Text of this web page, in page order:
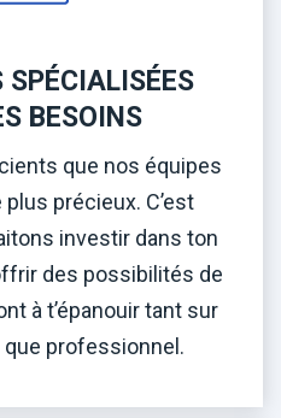
SPÉCIALISÉES
BESOINS
que nos équipes
précieux. C’est
investir dans ton
des possibilités de
à t’épanouir tant sur
que professionnel.